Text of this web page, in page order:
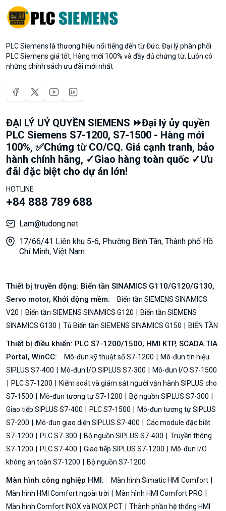
PLC Siemens là thương hiệu nổi tiếng đến từ Đức. Đại lý phân phối
PLC Siemens giá tốt, Hàng mới 100% và đầy đủ chứng từ, Luôn có
những chính sách ưu đãi mới nhất
ĐẠI LÝ UỶ QUYỀN SIEMENS ⏩Đại lý ủy quyền
PLC Siemens S7-1200, S7-1500 - Hàng mới
100%, ✅Chứng từ CO/CQ. Giá cạnh tranh, bảo
hành chính hãng, ✓Giao hàng toàn quốc ✓Ưu
đãi đặc biệt cho dự án lớn!
HOTLINE
+84 888 789 688
Lam@tudong.net
17/66/41 Liên khu 5-6, Phường Bình Tân, Thành phố Hồ
Chí Minh, Việt Nam
Thiết bị truyền động: Biến tần SINAMICS G110/G120/G130,
Servo motor, Khởi động mềm:
Biến tần SIEMENS SINAMICS
V20
Biến tần SIEMENS SINAMICS G120
Biến tần SIEMENS
SINAMICS G130
Tủ Biến tần SIEMENS SINAMICS G150 BIẾN TẦN
Thiết bị điều khiển: PLC S7-1200/1500, HMI KTP, SCADA TIA
Portal, WinCC:
Mô-đun kỹ thuật số S7-1200
Mô-đun tín hiệu
SIPLUS S7-400
Mô-đun I/O SIPLUS S7-300
Mô-đun I/O S7-1500
PLC S7-1200
Kiểm soát và giám sát người vận hành SIPLUS cho
S7-1500
Mô-đun tương tự S7-1200
Bộ nguồn SIPLUS S7-300
Giao tiếp SIPLUS S7-400
PLC S7-1500
Mô-đun tương tự SIPLUS
S7-200
Mô-đun giao diện SIPLUS S7-400
Các module đặc biệt
S7-1200
PLC S7-300 Bộ nguồn SIPLUS S7-400
Truyền thông
S7-1200
PLC S7-400 Giao tiếp SIPLUS S7-1200
Mô-đun I/O
không an toàn S7-1200
Bộ nguồn S7-1200
Màn hình công nghiệp HMI:
Màn hình Simatic HMI Comfort
Màn hình HMI Comfort ngoài trời
Màn hình HMI Comfort PRO
Màn hình Comfort INOX và INOX PCT
Thành phần hệ thống HMI